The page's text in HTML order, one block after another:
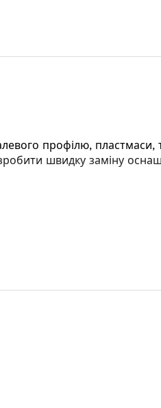
профілю, пластмаси,
швидку заміну